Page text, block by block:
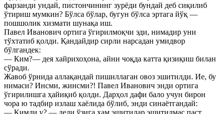
фарзанди ундай, пистончининг зурёди бундай деб сиқилиб
ўтириш мумкин? Бўлса бўлар, бугун бўлса эртага йўқ —
пошшолик хизмати шунақа иш.
Павел Иванович ортига ўгирилмоқчи эди, нимадир уни
тўхтатиб қолди. Қандайдир сирли нарсадан умидвор
бўлгандек:
— Ким?— дея хайрихоҳона, айни чоқда катта қизиқиш билан
сўради.
Жавоб ўрнида аллақандай пишиллаган овоз эшитилди. Ие, бу
нимаси? Инсми, жинсми?! Павел Иванович энди ортига
ўгирилишга ҳайиқиб қолди. Дарҳол дафи бало учун бирон
чора ю тадбир излаш хаёлида бўлиб, энди синаётгандай:
— Кимди у? — деди ўзига ҳам эшитилар эшитилмас паст